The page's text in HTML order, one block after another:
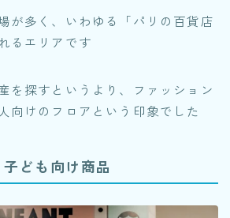
が多く、いわゆる「パリの百貨店
るエリアです
を探すというより、ファッション
向けのフロアという印象でした
ども向け商品